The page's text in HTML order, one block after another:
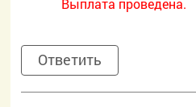
Выплата проведена.
Ответить